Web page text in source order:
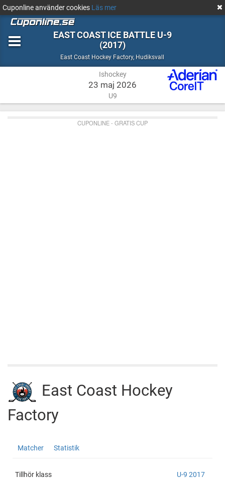
Cuponline använder cookies Läs mer
EAST COAST ICE BATTLE U-9
(2017)
East Coast Hockey Factory, Ishockey
Hudiksvall
Ishockey
23 maj 2026
U9
CUPONLINE - GRATIS CUP
East Coast Hockey
Factory
Coast
Factory
cupid=39652&id=185735
Matcher Statistik
Tillhör klass U-9 2017